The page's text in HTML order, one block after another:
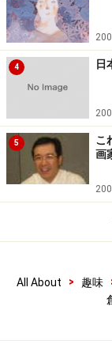
4 日
5
こ
画
All About > 趣味